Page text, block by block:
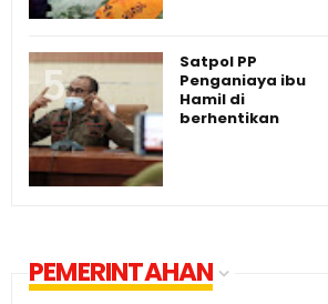
Satpol PP
Penganiaya ibu
Hamil di
berhentikan
PEMERINTAHAN